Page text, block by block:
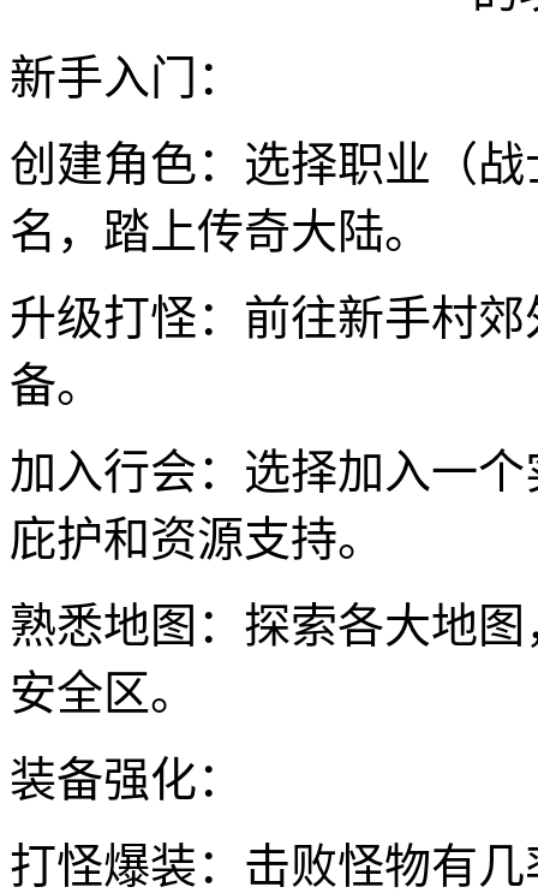
新手入门：
创建角色：选择职业（
名，踏上传奇大陆。
升级打怪：前往新手村
备。
加入行会：选择加入一
庇护和资源支持。
熟悉地图：探索各大地
安全区。
装备强化：
打怪爆装：击败怪物有